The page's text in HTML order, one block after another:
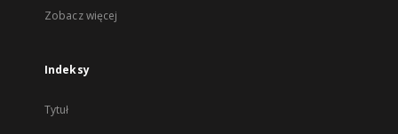
Zobacz więcej
Indeksy
Tytuł